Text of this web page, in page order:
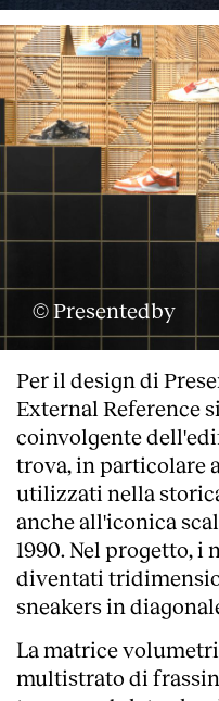
© Presentedby
Per il design di
External Reference
coinvolgente
trova, in particolare
utilizzati nella
anche all'iconica
1990. Nel progetto, i
diventati
sneakers in
La matrice
multistrato di